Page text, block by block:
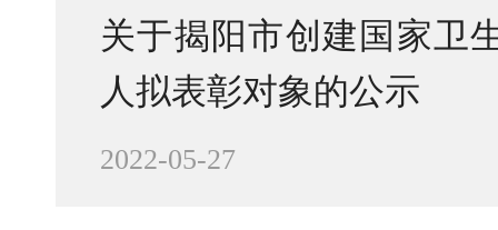
关于揭阳市创建国家卫
人拟表彰对象的公示
2022-05-27